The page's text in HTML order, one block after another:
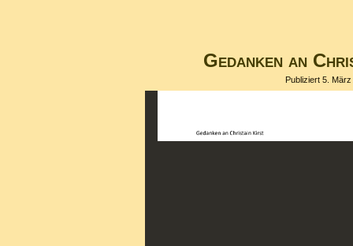
Gedanken an
Publiziert 5. März